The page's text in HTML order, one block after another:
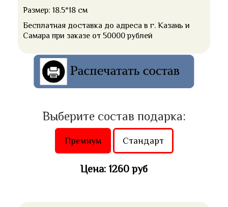
Размер: 18.5*18 см
Бесплатная доставка до адреса в г. Казань и
Самара при заказе от 50000 рублей
Выберите состав подарка:
Премиум Стандарт
Цена: 1260 руб